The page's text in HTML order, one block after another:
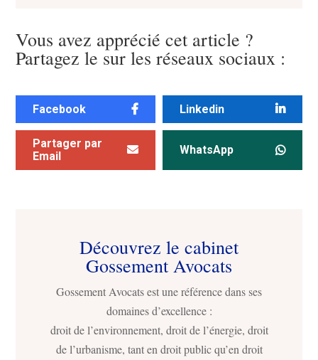
Vous avez apprécié cet article ?
Partagez le sur les réseaux sociaux :
Facebook Linkedin
Partager par
Email
WhatsApp
Découvrez le cabinet
Gossement Avocats
Gossement Avocats est une référence dans ses
domaines d’excellence :
droit de l’environnement, droit de l’énergie, droit
de l’urbanisme, tant en droit public qu’en droit